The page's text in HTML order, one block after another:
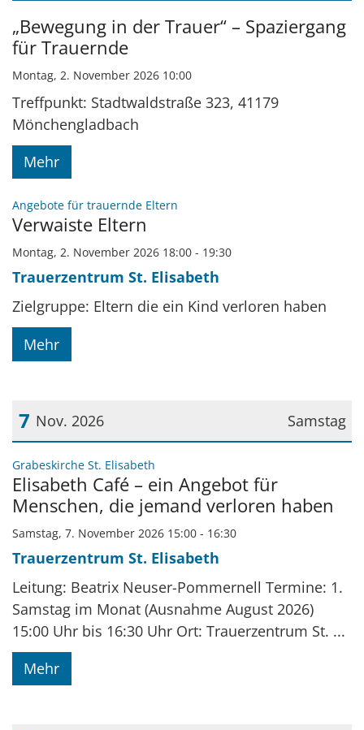
Datum: 2. November 2026
„Bewegung in der Trauer“ – Spaziergang
für Trauernde
Montag, 2. November 2026 10:00
Treffpunkt: Stadtwaldstraße 323, 41179
Mönchengladbach
Mehr
Angebote für trauernde Eltern
Verwaiste Eltern
Montag, 2. November 2026 18:00 - 19:30
Trauerzentrum St. Elisabeth
Zielgruppe: Eltern die ein Kind verloren haben
Mehr
Samstag
7 Nov. 2026
Datum: 7. November 2026
Grabeskirche St. Elisabeth
Elisabeth Café – ein Angebot für
Menschen, die jemand verloren haben
Samstag, 7. November 2026 15:00 - 16:30
Trauerzentrum St. Elisabeth
Leitung: Beatrix Neuser-Pommernell Termine: 1.
Samstag im Monat (Ausnahme August 2026)
15:00 Uhr bis 16:30 Uhr Ort: Trauerzentrum St. ...
Mehr